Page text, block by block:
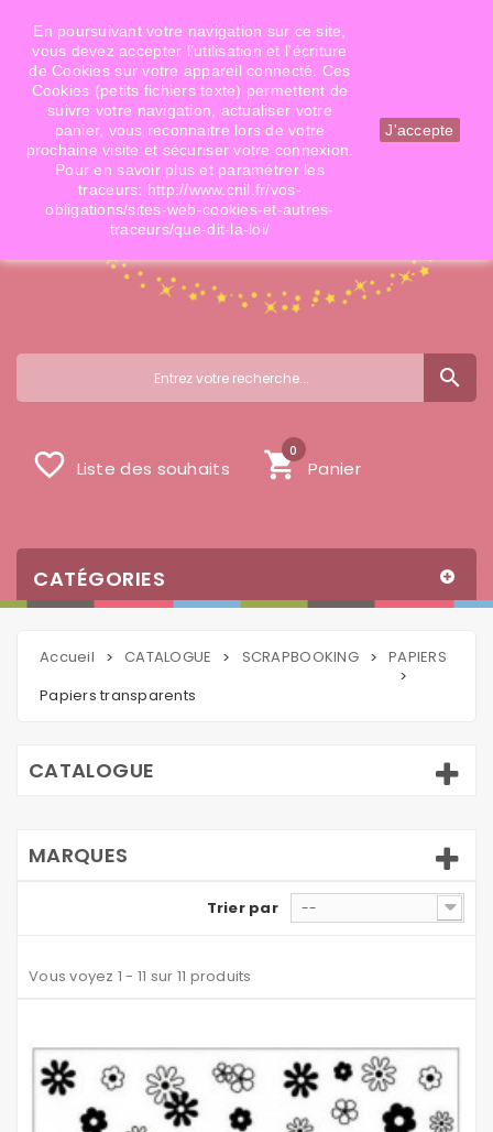
Téléphone: 06 09 14 02 79 Email: info@doigtsdefees.com
Mon compte
search
shopping_cart Panier
0
favorite_border Liste des souhaits
CATÉGORIES
Accueil > CATALOGUE > SCRAPBOOKING > PAPIERS
>
Papiers transparents
CATALOGUE
MARQUES
Trier par --
Vous voyez 1 - 11 sur 11 produits
En poursuivant votre navigation sur ce site,
vous devez accepter l’utilisation et l'écriture
de Cookies sur votre appareil connecté. Ces
Cookies (petits fichiers texte) permettent de
suivre votre navigation, actualiser votre
panier, vous reconnaitre lors de votre
prochaine visite et sécuriser votre connexion.
Pour en savoir plus et paramétrer les
traceurs: http://www.cnil.fr/vos-
obligations/sites-web-cookies-et-autres-
traceurs/que-dit-la-loi/
J'accepte